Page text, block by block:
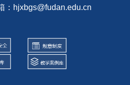
：hjxbgs@fudan.edu.cn